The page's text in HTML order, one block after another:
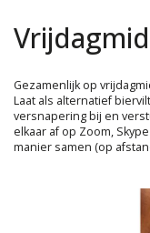
Gezamenlijk op
Laat als alternatief
versnapering bij en
elkaar af op Zoom,
manier samen (op